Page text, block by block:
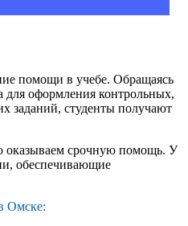
помощи в учебе. Обращаясь
для оформления контрольных,
заданий, студенты получают
оказываем срочную помощь. У
обеспечивающие
Омске: